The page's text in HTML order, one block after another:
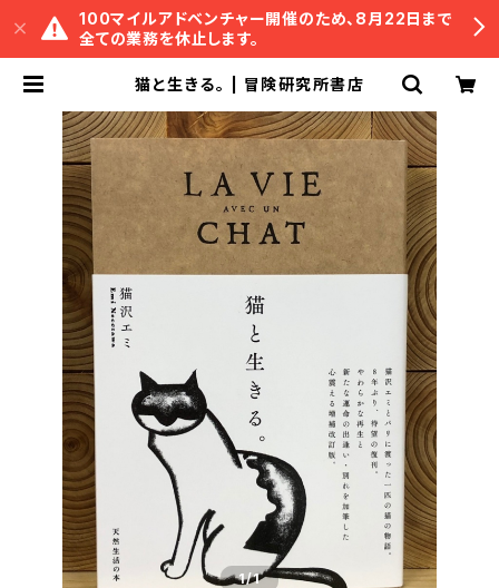
100マイルアドベンチャー開催のため、8月22日まで
全ての業務を休止します。
猫と生きる。 | 冒険研究所書店
1/1